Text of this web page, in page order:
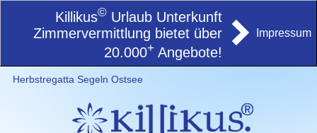
Killikus© Urlaub Unterkunft
Zimmervermittlung bietet über
20.000+ Angebote!
Impressum
Herbstregatta Segeln Ostsee